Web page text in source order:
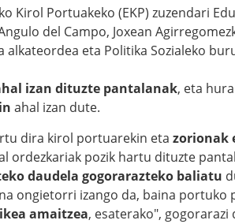
Kirol Portuakeko (EKP) zuzendari
del Campo, Joxean
alkateordea eta Politika Sozialeko
izan dituzte pantalanak, eta
ahal izan dute.
dira kirol portuarekin eta zorionak
ordezkariak pozik hartu dituzte
daudela gogorarazteko baliatu
ongietorri izango da, baina portuko
amaitzea, esaterako", gogorarazi